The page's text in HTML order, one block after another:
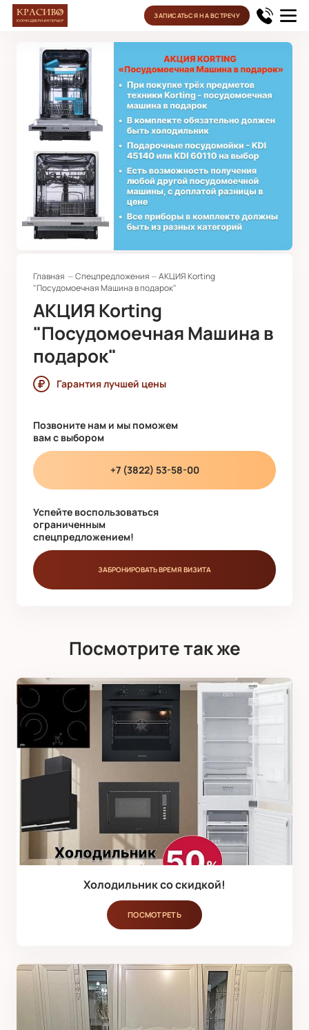
ЗАПИСАТЬСЯ НА ВСТРЕЧУ
Главная Спецпредложения
АКЦИЯ Korting
"Посудомоечная Машина в подарок"
АКЦИЯ Korting
"Посудомоечная Машина в
подарок"
Гарантия лучшей цены
Позвоните нам и мы поможем
вам с выбором
+7 (3822) 53-58-00
Успейте воспользоваться
ограниченным
спецпредложением!
ЗАБРОНИРОВАТЬ ВРЕМЯ ВИЗИТА
Посмотрите так же
Холодильник со скидкой!
ПОСМОТРЕТЬ